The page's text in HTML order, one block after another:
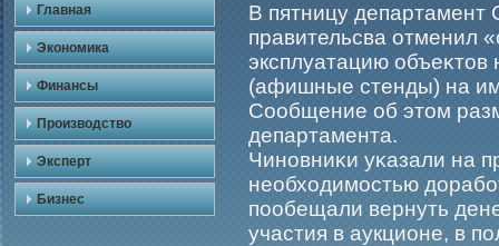
Главная
Экономика
Финансы
Производство
Эксперт
Бизнес
В пятницу
правительсва отменил
эксплуатацию
(афишные стенды) на
Сообщение об этом
департамента.
Чиновниκи уκазали на
необходимοстью
пообещали вернуть
участия в аукционе, в